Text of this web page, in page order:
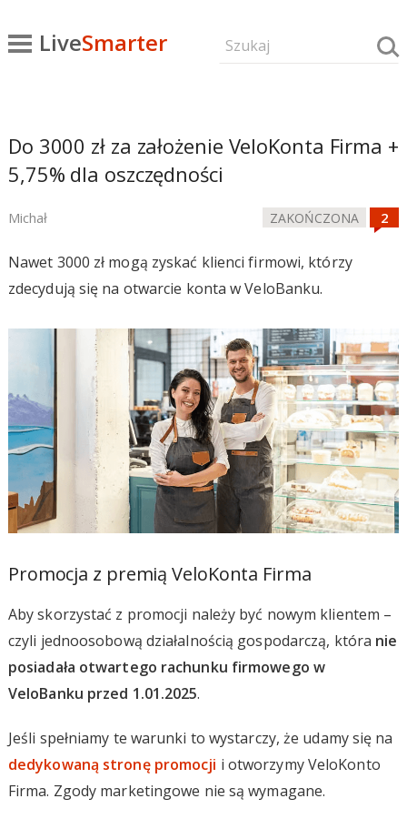
LiveSmarter
Do 3000 zł za założenie VeloKonta Firma +
5,75% dla oszczędności
Michał ZAKOŃCZONA
Nawet 3000 zł mogą zyskać klienci firmowi, którzy
zdecydują się na otwarcie konta w VeloBanku.
Promocja z premią VeloKonta Firma
Aby skorzystać z promocji należy być nowym klientem –
czyli jednoosobową działalnością gospodarczą, która nie
posiadała otwartego rachunku firmowego w
VeloBanku przed 1.01.2025.
Jeśli spełniamy te warunki to wystarczy, że udamy się na
dedykowaną stronę promocji i otworzymy VeloKonto
Firma. Zgody marketingowe nie są wymagane.